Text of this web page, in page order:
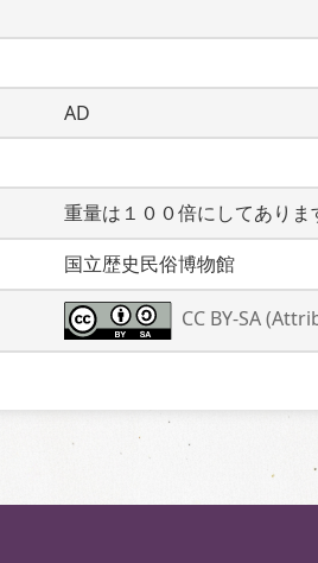
AD
重量は１００倍にしてありま
国立歴史民俗博物館
CC BY-SA